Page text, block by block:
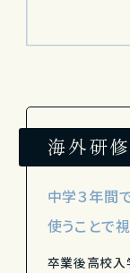
海外研
中学３年間
使うことで
卒業後高校入